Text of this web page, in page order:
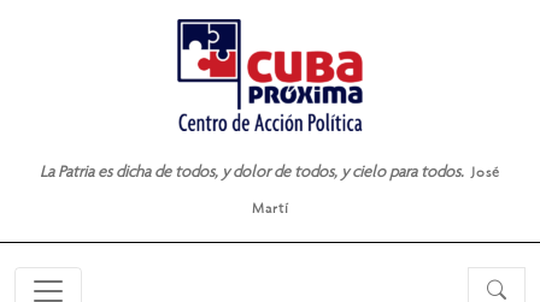
La Patria es dicha de todos, y dolor de todos, y cielo para todos. José
Martí